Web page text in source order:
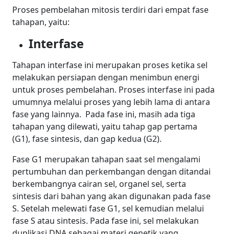
Proses pembelahan mitosis terdiri dari empat fase
tahapan, yaitu:
Interfase
Tahapan interfase ini merupakan proses ketika sel
melakukan persiapan dengan menimbun energi
untuk proses pembelahan. Proses interfase ini pada
umumnya melalui proses yang lebih lama di antara
fase yang lainnya. Pada fase ini, masih ada tiga
tahapan yang dilewati, yaitu tahap gap pertama
(G1), fase sintesis, dan gap kedua (G2).
Fase G1 merupakan tahapan saat sel mengalami
pertumbuhan dan perkembangan dengan ditandai
berkembangnya cairan sel, organel sel, serta
sintesis dari bahan yang akan digunakan pada fase
S. Setelah melewati fase G1, sel kemudian melalui
fase S atau sintesis. Pada fase ini, sel melakukan